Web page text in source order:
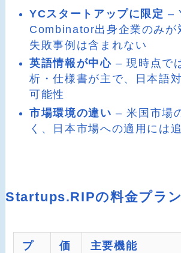
YCスタートアップに限定 –
Combinator出身企業のみが
失敗事例は含まれない
英語情報が中心 – 現時点で
析・仕様書が主で、日本語
可能性
市場環境の違い – 米国市場
く、日本市場への適用には
Startups.RIPの料金プラ
プ
価
主要機能